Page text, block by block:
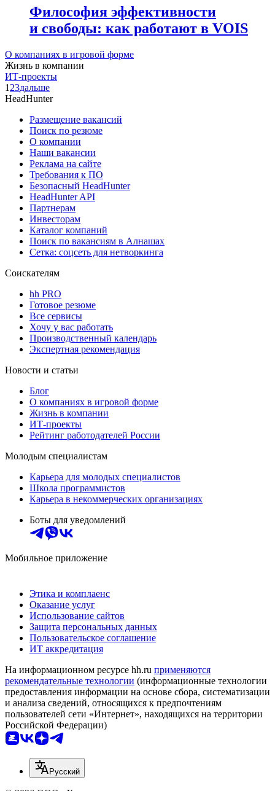
Философия эффективности
и свободы: как работают в VOIS
О компаниях в игровой форме
Жизнь в компании
ИТ-проекты
1 23дальше
HeadHunter
Размещение вакансий
Поиск по резюме
О компании
Наши вакансии
Реклама на сайте
Требования к ПО
Безопасный HeadHunter
HeadHunter API
Партнерам
Инвесторам
Каталог компаний
Поиск по вакансиям в Алнашах
Сетка: соцсеть для нетворкинга
Соискателям
hh PRO
Готовое резюме
Все сервисы
Хочу у вас работать
Производственный календарь
Экспертная рекомендация
Новости и статьи
Блог
О компаниях в игровой форме
Жизнь в компании
ИТ-проекты
Рейтинг работодателей России
Молодым специалистам
Карьера для молодых специалистов
Школа программистов
Карьера в некоммерческих организациях
Боты для уведомлений
Мобильное приложение
Этика и комплаенс
Оказание услуг
Использование сайтов
Защита персональных данных
Пользовательское соглашение
ИТ аккредитация
На информационном ресурсе hh.ru применяются
рекомендательные технологии (информационные технологии
предоставления информации на основе сбора, систематизации
и анализа сведений, относящихся к предпочтениям
пользователей сети «Интернет», находящихся на территории
Российской Федерации)
Русский